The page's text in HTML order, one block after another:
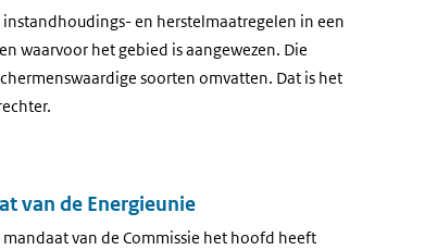
en herstelmaatregelen in een
waarvoor het gebied is aangewezen. Die
soorten omvatten. Dat is het
van de Energieunie
van de Commissie het hoofd heeft